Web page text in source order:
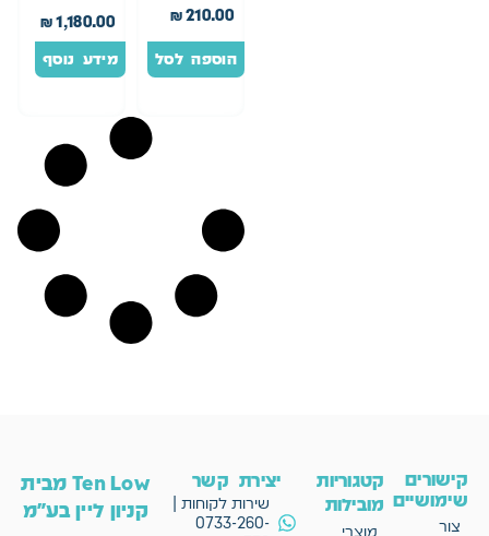
₪210.00
הוספה לסל
₪1,180.00
מידע נוסף
קישורים
שימושיים
צור
קטגוריות
מובילות
יצירת קשר
שירות לקוחות |
0733-260-
Ten Low מבית
קניון ליין בע"מ